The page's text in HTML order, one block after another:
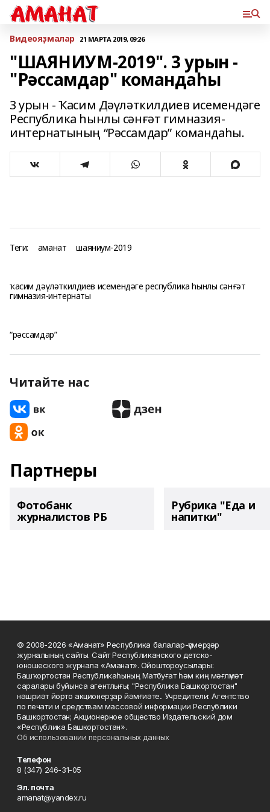
Bидеояҙмалар 21 МАРТА 2019, 09:26
"ШАЯНИУМ-2019". 3 урын -
"Рәссамдар" командаһы
3 урын - Ҡасим Дәүләткилдиев исемендәге
Республика һынлы сәнғәт гимназия-
интернатының “Рәссамдар” командаһы.
Теги: аманат шаяниум-2019
ҡасим дәүләткилдиев исемендәге республика һынлы сәнғәт
гимназия-интернаты
“рәссамдар”
Читайте нас
Партнеры
Фотобанк
журналистов РБ
Рубрика "Еда и
напитки"
© 2008-2026 «Аманат» Республика балалар-үҫмерҙәр
журналының сайты. Сайт Республиканского детско-
юношеского журнала «Аманат». Ойоштороусылары:
Башҡортостан Республикаһының Матбуғат һәм киң мәғлүмәт
саралары буйынса агентлығы; "Республика Башкортостан"
нәшриәт йорто акционерҙар йәмғиәте.. Учредители: Агентство
по печати и средствам массовой информации Республики
Башкортостан; Акционерное общество Издательский дом
«Республика Башкортостан».
Об использовании персональных данных
Телефон
8 (347) 246-31-05
Эл. почта
amanat@yandex.ru